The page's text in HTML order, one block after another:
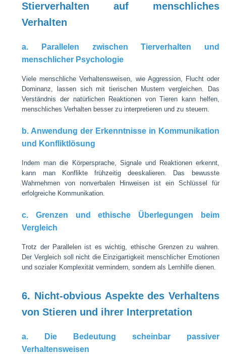
Stierverhalten auf menschliches
Verhalten
a. Parallelen zwischen Tierverhalten und
menschlicher Psychologie
Viele menschliche Verhaltensweisen, wie Aggression, Flucht oder
Dominanz, lassen sich mit tierischen Mustern vergleichen. Das
Verständnis der natürlichen Reaktionen von Tieren kann helfen,
menschliches Verhalten besser zu interpretieren und zu steuern.
b. Anwendung der Erkenntnisse in Kommunikation
und Konfliktlösung
Indem man die Körpersprache, Signale und Reaktionen erkennt,
kann man Konflikte frühzeitig deeskalieren. Das bewusste
Wahrnehmen von nonverbalen Hinweisen ist ein Schlüssel für
erfolgreiche Kommunikation.
c. Grenzen und ethische Überlegungen beim
Vergleich
Trotz der Parallelen ist es wichtig, ethische Grenzen zu wahren.
Der Vergleich soll nicht die Einzigartigkeit menschlicher Emotionen
und sozialer Komplexität vermindern, sondern als Lernhilfe dienen.
6. Nicht-obvious Aspekte des Verhaltens
von Stieren und ihrer Interpretation
a. Die Bedeutung scheinbar passiver
Verhaltensweisen